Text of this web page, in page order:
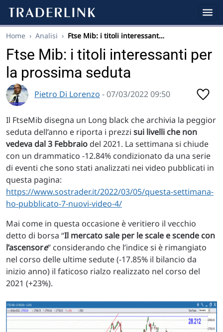
Home › Analisi › Ftse Mib: i titoli interessant…
Ftse Mib: i titoli interessanti per
la prossima seduta
Pietro Di Lorenzo - 07/03/2022 09:50
Il FtseMib disegna un Long black che archivia la peggior
seduta dell’anno e riporta i prezzi sui livelli che non
vedeva dal 3 Febbraio del 2021. La settimana si chiude
con un drammatico -12.84% condizionato da una serie
di eventi che sono stati analizzati nei video pubblicati in
questa pagina:
https://www.sostrader.it/2022/03/05/questa-settimana-
ho-pubblicato-7-nuovi-video-4/
Mai come in questa occasione è veritiero il vecchio
detto di borsa “Il mercato sale per le scale e scende con
l’ascensore” considerando che l’indice si è rimangiato
nel corso delle ultime sedute (-17.85% il bilancio da
inizio anno) il faticoso rialzo realizzato nel corso del
2021 (+23%).